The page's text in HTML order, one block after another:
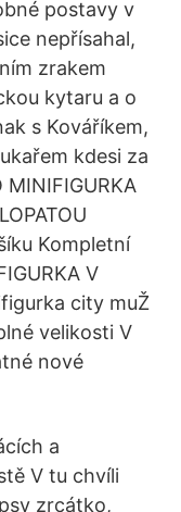
postavy v
nepřísahal,
zrakem
kytaru a o
s Kováříkem,
kdesi za
MINIFIGURKA
Kompletní
V
city muŽ
velikosti V
nové
a
V tu chvíli
zrcátko,